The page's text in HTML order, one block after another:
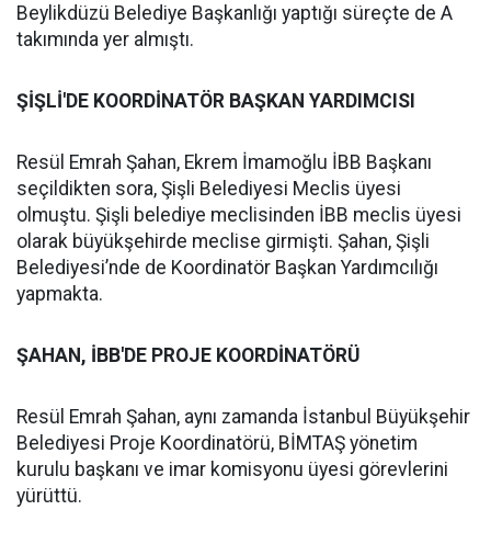
Beylikdüzü Belediye Başkanlığı yaptığı süreçte de A
takımında yer almıştı.
ŞİŞLİ'DE KOORDİNATÖR BAŞKAN YARDIMCISI
Resül Emrah Şahan, Ekrem İmamoğlu İBB Başkanı
seçildikten sora, Şişli Belediyesi Meclis üyesi
olmuştu. Şişli belediye meclisinden İBB meclis üyesi
olarak büyükşehirde meclise girmişti. Şahan, Şişli
Belediyesi’nde de Koordinatör Başkan Yardımcılığı
yapmakta.
ŞAHAN, İBB'DE PROJE KOORDİNATÖRÜ
Resül Emrah Şahan, aynı zamanda İstanbul Büyükşehir
Belediyesi Proje Koordinatörü, BİMTAŞ yönetim
kurulu başkanı ve imar komisyonu üyesi görevlerini
yürüttü.